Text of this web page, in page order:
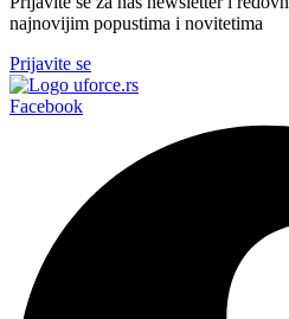
najnovijim popustima i novitetima
Prijavite se
Facebook